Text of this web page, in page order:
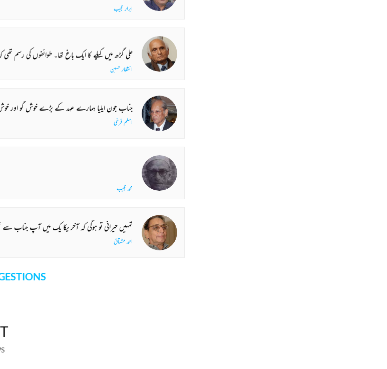
ابرار مجیب
علی گڑھ میں کیلے کا ایک باغ تھا۔ طوائفوں کی رسم تھی کہ ہر شبِ عاشور کو اس باغ میں کیلے کا پتا توڑنے جاتی تھیں۔ ایک برس شہر میں فساد ہو گیا۔ باغ کے ہندو مالک نے لٹھ بند جاٹ
انتظار حسین
جناب جون ایلیا ہمارے عہد کے بڑے خوش گو اور خوش فکر شاعر ہیں۔ ان کے یہاں جذباتی وفور کے ساتھ ساتھ گہرے شعور کی جو پرچھائیاں ملتی ہیں ان کی وجہ سے جناب جون ایلیا کی شاعری بڑی قابل قدر اور اہم ہوگئی ہے۔ وہ تاریخ اور فلسفے کے بڑے زیرک طالب علم ہیں، علوم پر گہری نظر رکھتے ہیں۔ زندگی
اسلم فرخی
محمد مجیب
تمہیں حیرانی تو ہوگی کہ آخر یکا یک میں آپ جناب سے تم پر کیسے اتر آیا۔ یہ تمہاری شاعری اور
احمد مشتاق